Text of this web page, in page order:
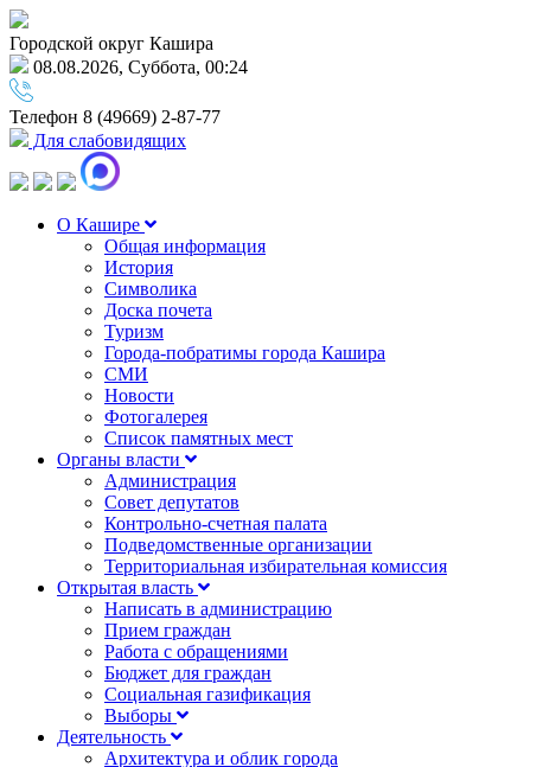
Городской округ Кашира
08.08.2026, Суббота, 00:24
Телефон 8 (49669) 2-87-77
Для слабовидящих
О Кашире
Общая информация
История
Символика
Доска почета
Туризм
Города-побратимы города Кашира
СМИ
Новости
Фотогалерея
Список памятных мест
Органы власти
Администрация
Совет депутатов
Контрольно-счетная палата
Подведомственные организации
Территориальная избирательная комиссия
Открытая власть
Написать в администрацию
Прием граждан
Работа с обращениями
Бюджет для граждан
Социальная газификация
Выборы
Деятельность
Архитектура и облик города